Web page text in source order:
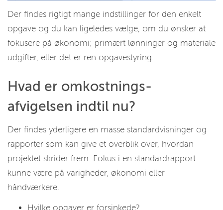
Der findes rigtigt mange indstillinger for den enkelt
opgave og du kan ligeledes vælge, om du ønsker at
fokusere på økonomi; primært lønninger og materiale
udgifter, eller det er ren opgavestyring.
Hvad er omkostnings-
afvigelsen indtil nu?
Der findes yderligere en masse standardvisninger og
rapporter som kan give et overblik over, hvordan
projektet skrider frem. Fokus i en standardrapport
kunne være på varigheder, økonomi eller
håndværkere.
Hvilke opgaver er forsinkede?